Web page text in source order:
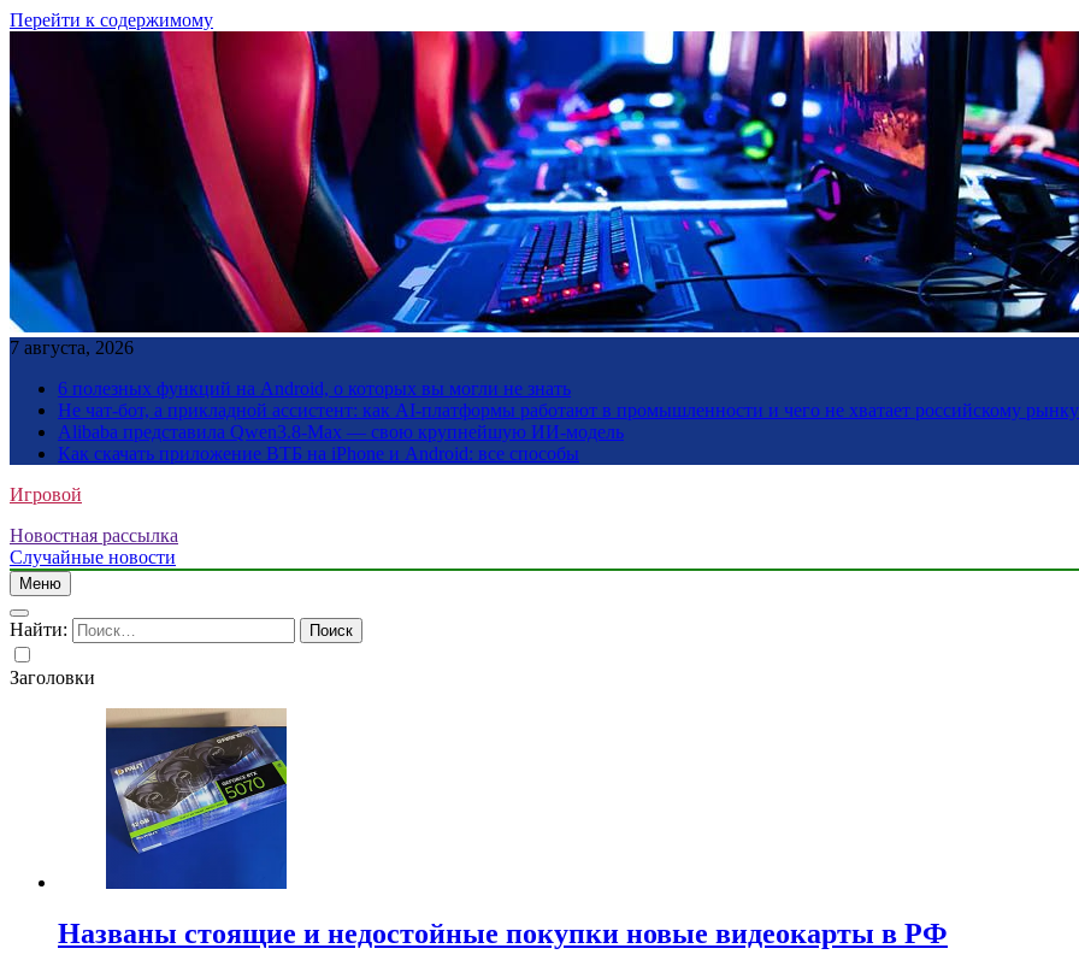
Перейти к содержимому
7 августа, 2026
6 полезных функций на Android, о которых вы могли не знать
Не чат-бот, а прикладной ассистент: как AI-платформы работают в промышленности и чего не хватает российскому рынку
Alibaba представила Qwen3.8-Max — свою крупнейшую ИИ-модель
Как скачать приложение ВТБ на iPhone и Android: все способы
Игровой
Новостная рассылка
Случайные новости
Меню
Найти:
Заголовки
Названы стоящие и недостойные покупки новые видеокарты в РФ